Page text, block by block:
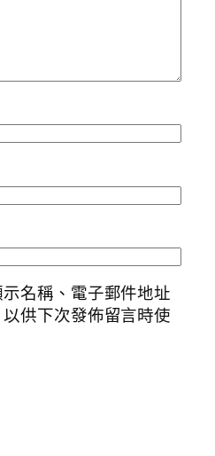
名稱、電子郵件地址
供下次發佈留言時使